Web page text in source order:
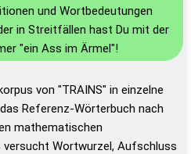
und Wortbedeutungen
in Streitfällen hast Du mit der
"ein Ass im Ärmel"!
von "TRAINS" in einzelne
Referenz-Wörterbuch nach
mathematischen
Wortwurzel, Aufschluss